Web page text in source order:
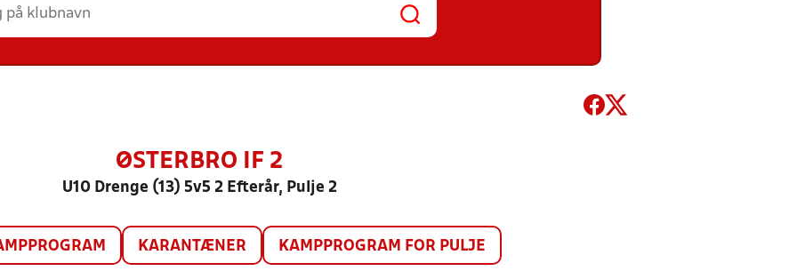
ØSTERBRO IF 2
U10 Drenge (13) 5v5 2 Efterår, Pulje 2
KARANTÆNER KAMPPROGRAM FOR PULJE